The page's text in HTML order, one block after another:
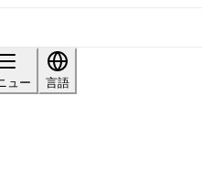
ュー
言語